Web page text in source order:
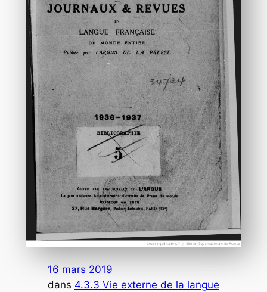
16 mars 2019
dans 4.3.3 Vie externe de la langue